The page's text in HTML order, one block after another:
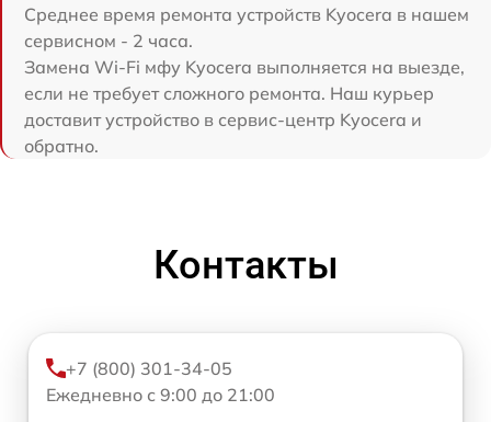
Среднее время ремонта устройств Kyocera в нашем
сервисном - 2 часа.
Замена Wi-Fi мфу Kyocera выполняется на выезде,
если не требует сложного ремонта. Наш курьер
доставит устройство в сервис-центр Kyocera и
обратно.
Контакты
+7 (800) 301-34-05
Ежедневно с 9:00 до 21:00